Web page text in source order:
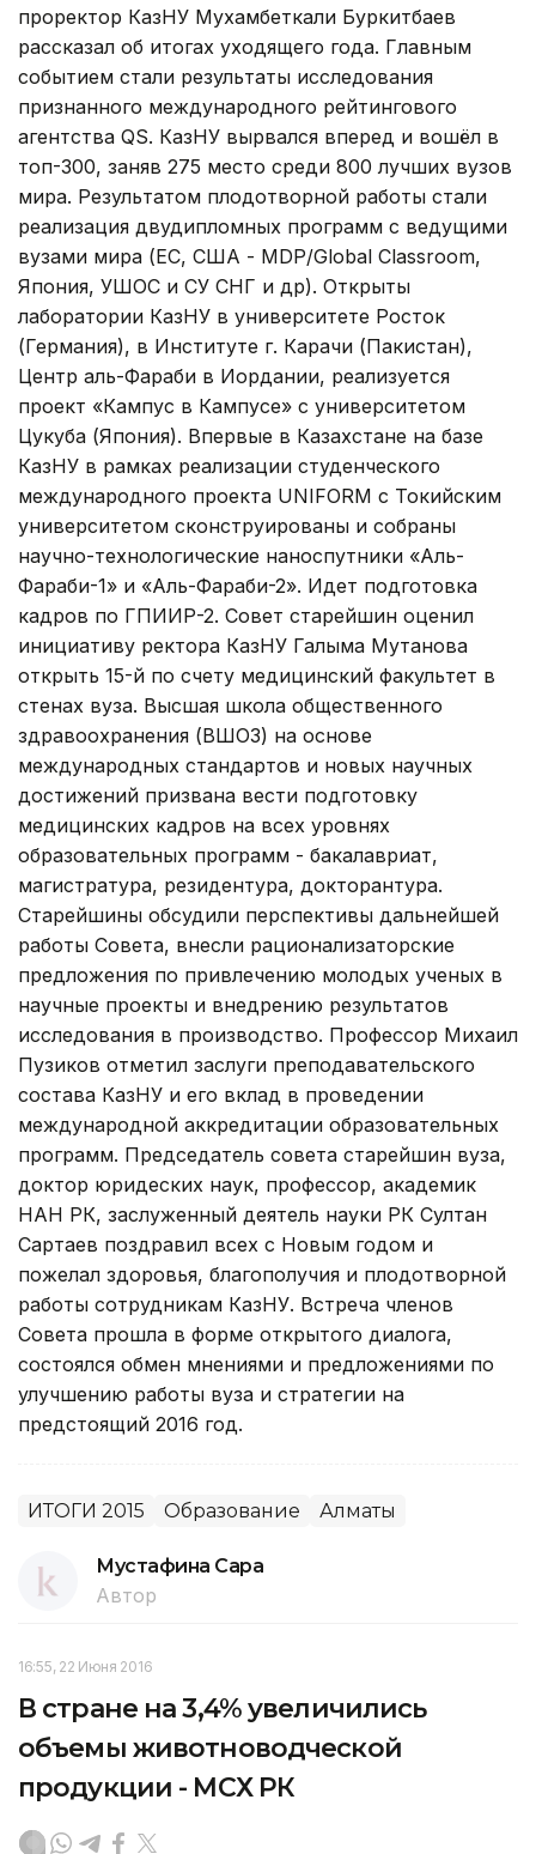
проректор КазНУ Мухамбеткали Буркитбаев
рассказал об итогах уходящего года. Главным
событием стали результаты исследования
признанного международного рейтингового
агентства QS. КазНУ вырвался вперед и вошёл в
топ-300, заняв 275 место среди 800 лучших вузов
мира. Результатом плодотворной работы стали
реализация двудипломных программ с ведущими
вузами мира (ЕС, США - MDP/Global Classroom,
Япония, УШОС и СУ СНГ и др). Открыты
лаборатории КазНУ в университете Росток
(Германия), в Институте г. Карачи (Пакистан),
Центр аль-Фараби в Иордании, реализуется
проект «Кампус в Кампусе» с университетом
Цукуба (Япония). Впервые в Казахстане на базе
КазНУ в рамках реализации студенческого
международного проекта UNIFORM с Токийским
университетом сконструированы и собраны
научно-технологические наноспутники «Аль-
Фараби-1» и «Аль-Фараби-2». Идет подготовка
кадров по ГПИИР-2. Совет старейшин оценил
инициативу ректора КазНУ Галыма Мутанова
открыть 15-й по счету медицинский факультет в
стенах вуза. Высшая школа общественного
здравоохранения (ВШОЗ) на основе
международных стандартов и новых научных
достижений призвана вести подготовку
медицинских кадров на всех уровнях
образовательных программ - бакалавриат,
магистратура, резидентура, докторантура.
Старейшины обсудили перспективы дальнейшей
работы Совета, внесли рационализаторские
предложения по привлечению молодых ученых в
научные проекты и внедрению результатов
исследования в производство. Профессор Михаил
Пузиков отметил заслуги преподавательского
состава КазНУ и его вклад в проведении
международной аккредитации образовательных
программ. Председатель совета старейшин вуза,
доктор юридеских наук, профессор, академик
НАН РК, заслуженный деятель науки РК Султан
Сартаев поздравил всех с Новым годом и
пожелал здоровья, благополучия и плодотворной
работы сотрудникам КазНУ. Встреча членов
Совета прошла в форме открытого диалога,
состоялся обмен мнениями и предложениями по
улучшению работы вуза и стратегии на
предстоящий 2016 год.
ИТОГИ 2015 Образование Алматы
Мустафина Сара
Автор
16:55, 22 Июня 2016
В стране на 3,4% увеличились
объемы животноводческой
продукции - МСХ РК